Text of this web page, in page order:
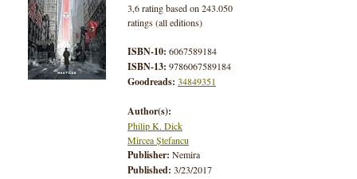
3,6 rating based on 243.050
ratings (all editions)
ISBN-10: 6067589184
ISBN-13: 9786067589184
Goodreads: 34849351
Author(s):
Philip K. Dick
Mircea Ștefancu
Publisher: Nemira
Published: 3/23/2017